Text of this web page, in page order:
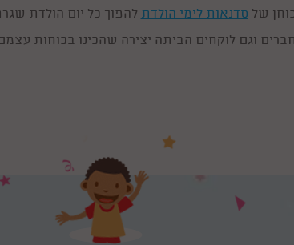
שלסדנאות לימי הולדתלהפוך כל יום הולדת
וגם לוקחים הביתה יצירה שהכינו בכוחות